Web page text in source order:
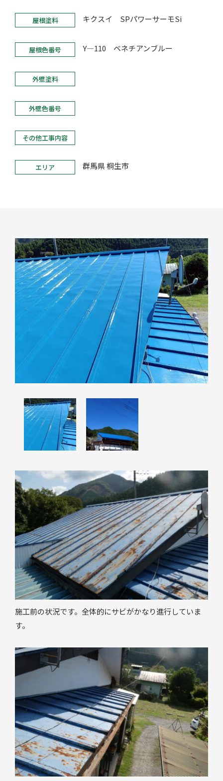
屋根塗料 キクスイ SPパワーサーモSi
屋根色番号 Y―110 ベネチアンブルー
外壁塗料
外壁色番号
その他工事内容
エリア 群馬県 桐生市
施工前の状況です。全体的にサビがかなり進行していま
す。